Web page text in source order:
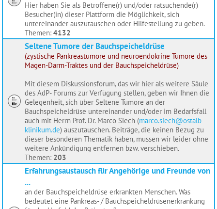
Hier haben Sie als Betroffene(r) und/oder ratsuchende(r)
Besucher(in) dieser Plattform die Möglichkeit, sich
untereinander auszutauschen oder Hilfestellung zu geben.
Themen: 4132
Seltene Tumore der Bauchspeicheldrüse
(zystische Pankreastumore und neuroendokrine Tumore des
Magen-Darm-Traktes und der Bauchspeicheldrüse)
Mit diesem Diskussionsforum, das wir hier als weitere Säule
des AdP- Forums zur Verfügung stellen, geben wir Ihnen die
Gelegenheit, sich über Seltene Tumore an der
Bauchspeicheldrüse untereinander und/oder im Bedarfsfall
auch mit Herrn Prof. Dr. Marco Siech (marco.siech@ostalb-
klinikum.de) auszutauschen. Beiträge, die keinen Bezug zu
dieser besonderen Thematik haben, müssen wir leider ohne
weitere Ankündigung entfernen bzw. verschieben.
Themen: 203
Erfahrungsaustausch für Angehörige und Freunde von
...
an der Bauchspeicheldrüse erkrankten Menschen. Was
bedeutet eine Pankreas- / Bauchspeicheldrüsenerkrankung